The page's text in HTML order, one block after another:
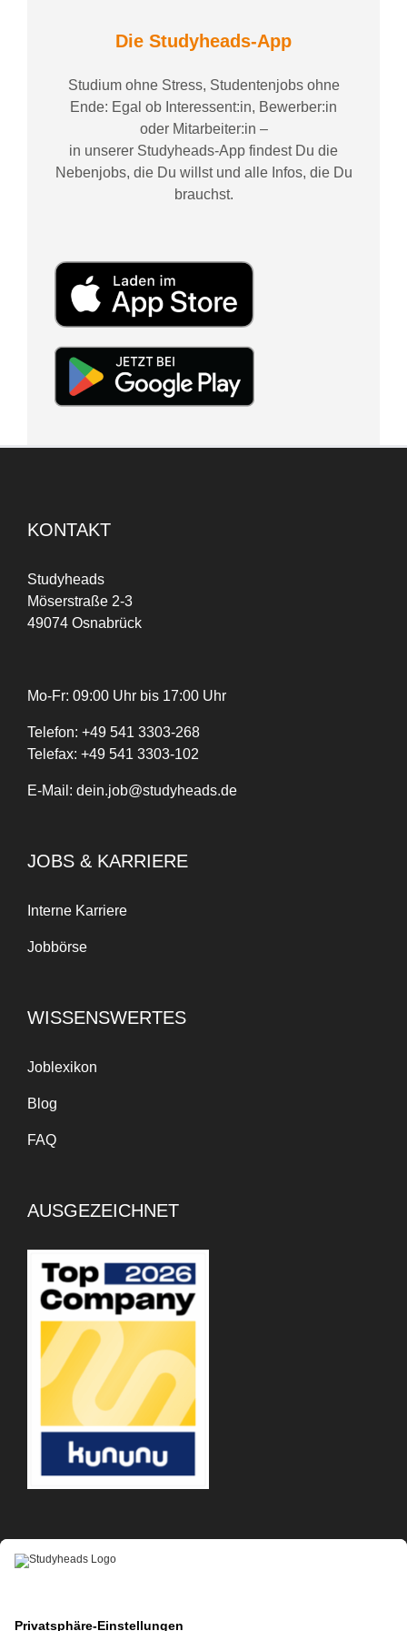
Die Studyheads-App
Studium ohne Stress, Studentenjobs ohne
Ende: Egal ob Interessent:in, Bewerber:in
oder Mitarbeiter:in –
in unserer Studyheads-App findest Du die
Nebenjobs, die Du willst und alle Infos, die Du
brauchst.
KONTAKT
Studyheads
Möserstraße 2-3
49074 Osnabrück
Mo-Fr: 09:00 Uhr bis 17:00 Uhr
Telefon: +49 541 3303-268
Telefax: +49 541 3303-102
E-Mail: dein.job@studyheads.de
JOBS & KARRIERE
Interne Karriere
Jobbörse
WISSENSWERTES
Joblexikon
Blog
FAQ
AUSGEZEICHNET